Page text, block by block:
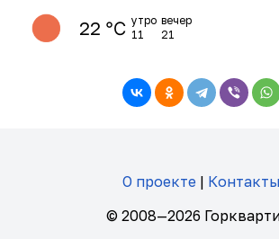
22 ℃ утро
11
вечер
21
О проекте | Контакты
© 2008—2026